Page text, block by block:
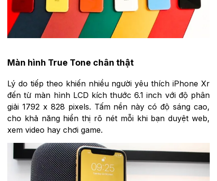
Màn hình True Tone chân thật
Lý do tiếp theo khiến nhiều người yêu thích iPhone Xr
đến từ màn hình LCD kích thước 6.1 inch với độ phân
giải 1792 x 828 pixels. Tấm nền này có độ sáng cao,
cho khả năng hiển thị rõ nét mỗi khi bạn duyệt web,
xem video hay chơi game.